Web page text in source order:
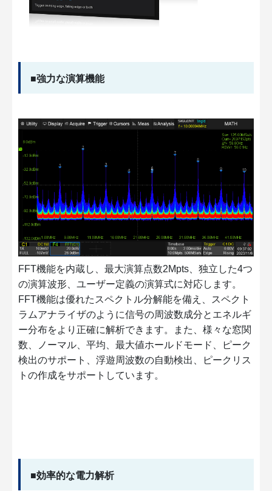
■強力な演算機能
FFT機能を内蔵し、最大演算点数2Mpts、独立した4つ
の演算波形、ユーザー定義の演算式に対応します。
FFT機能は優れたスペクトル分解能を備え、スペクト
ラムアナライザのように信号の周波数成分とエネルギ
ー分布をより正確に解析できます。また、様々な窓関
数、ノーマル、平均、最大値ホールドモード、ピーク
検出のサポート、浮遊周波数の自動検出、ピークリス
トの作成をサポートしています。
■効率的な電力解析